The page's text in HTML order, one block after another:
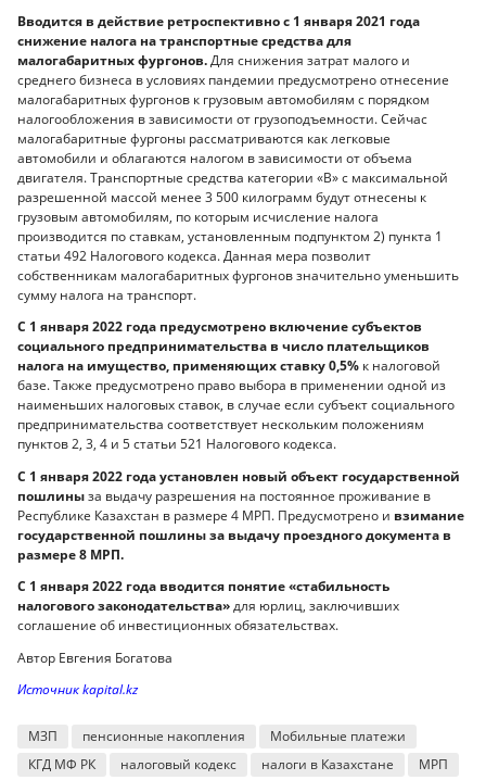
Вводится в действие ретроспективно с 1 января 2021 года
снижение налога на транспортные средства для
малогабаритных фургонов.Для снижения затрат малого и
среднего бизнеса в условиях пандемии предусмотрено отнесение
малогабаритных фургонов к грузовым автомобилям с порядком
налогообложения в зависимости от грузоподъемности. Сейчас
малогабаритные фургоны рассматриваются как легковые
автомобили и облагаются налогом в зависимости от объема
двигателя. Транспортные средства категории «B» с максимальной
разрешенной массой менее 3 500 килограмм будут отнесены к
грузовым автомобилям, по которым исчисление налога
производится по ставкам, установленным подпунктом 2) пункта 1
статьи 492 Налогового кодекса. Данная мера позволит
собственникам малогабаритных фургонов значительно уменьшить
сумму налога на транспорт.
С 1 января 2022 года предусмотрено включение субъектов
социального предпринимательства в число плательщиков
налога на имущество, применяющих ставку 0,5% к налоговой
базе. Также предусмотрено право выбора в применении одной из
наименьших налоговых ставок, в случае если субъект социального
предпринимательства соответствует нескольким положениям
пунктов 2, 3, 4 и 5 статьи 521 Налогового кодекса.
С 1 января 2022 года установлен новый объект государственной
пошлиныза выдачу разрешения на постоянное проживание в
Республике Казахстан в размере 4 МРП. Предусмотрено и взимание
государственной пошлины за выдачу проездного документа в
размере 8 МРП.
С 1 января 2022 года вводится понятие «стабильность
налогового законодательства»для юрлиц, заключивших
соглашение об инвестиционных обязательствах.
Автор Евгения Богатова
Источник kapital.kz
МЗП пенсионные накопления
Мобильные платежи
КГД МФ РК
налоговый кодекс налоги в Казахстане МРП